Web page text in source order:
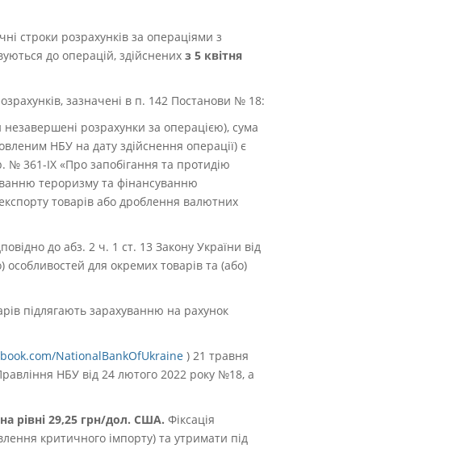
строки розрахунків за операціями з
до операцій, здійснених з 5 квітня
зазначені в п. 142 Постанови № 18:
розрахунки за операцією), сума
НБУ на дату здійснення операції) є
№ 361-IX «Про запобігання та протидію
тероризму та фінансуванню
товарів або дроблення валютних
до абз. 2 ч. 1 ст. 13 Закону України від
особливостей для окремих товарів та (або)
підлягають зарахуванню на рахунок
NationalBankOfUkraine ) 21 травня
НБУ від 24 лютого 2022 року №18, а
рівні 29,25 грн/дол. США. Фіксація
критичного імпорту) та утримати під